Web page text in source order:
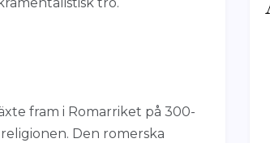
tro.
fram i Romarriket på 300-
Den romerska